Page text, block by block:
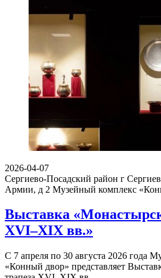
2026-04-07
Сергиево-Посадский район г
Армии, д 2 Музейный комплекс
Выставка
XVI–XIX вв.»
С 7 апреля по 30 августа 2026 года
«Конный двор» представляет